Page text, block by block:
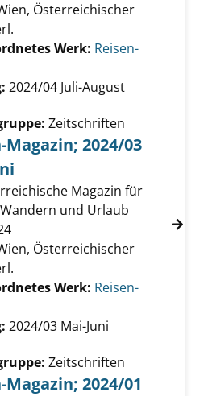
Österreichischer
Werk: Reisen-
2024/04 Juli-August
von Reisen-Magazin; 2024/
Zeitschriften
Magazin; 2024/03
Magazin für
und Urlaub
diesem Verfasser
Österreichischer
Werk: Reisen-
2024/03 Mai-Juni
von Reisen-Magazin; 2024/
Zeitschriften
Magazin; 2024/01